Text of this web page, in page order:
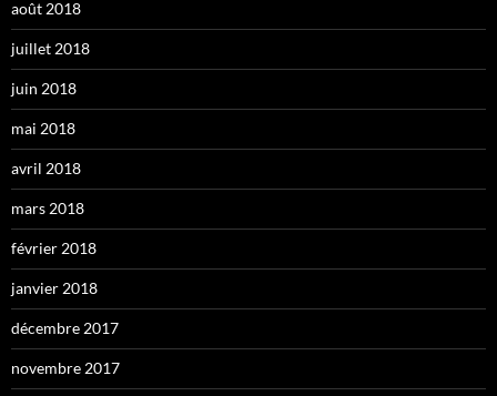
août 2018
juillet 2018
juin 2018
mai 2018
avril 2018
mars 2018
février 2018
janvier 2018
décembre 2017
novembre 2017